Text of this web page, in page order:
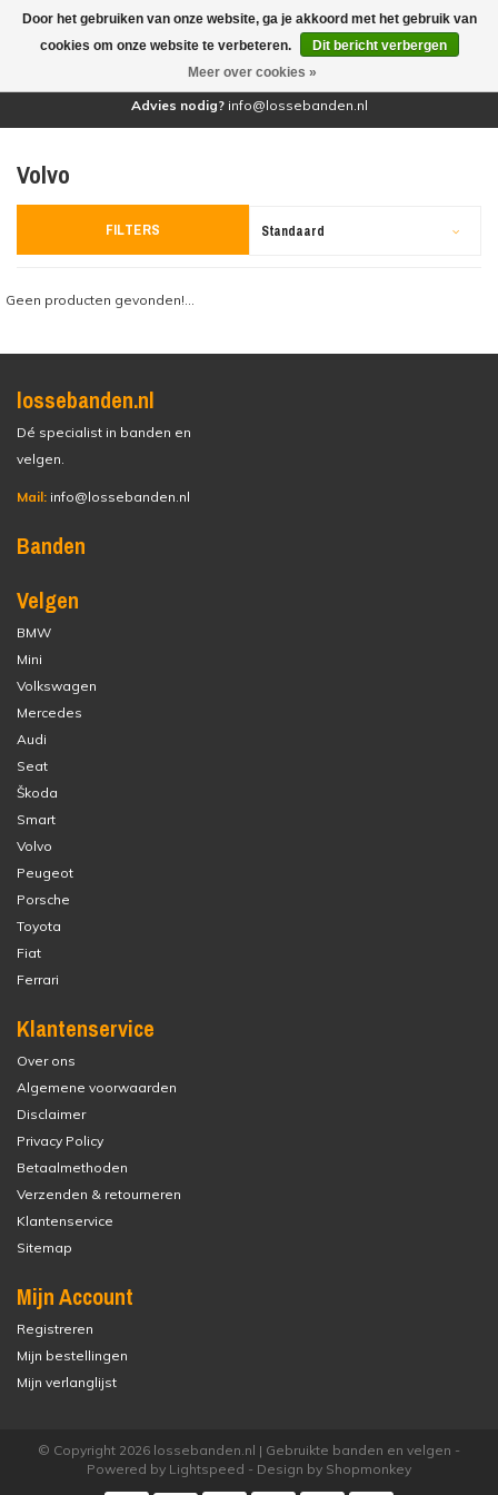
(0)
Advies nodig? info@lossebanden.nl
Volvo
FILTERS Standaard
Geen producten gevonden!...
lossebanden.nl
Dé specialist in banden en
velgen.
Mail: info@lossebanden.nl
Banden
Velgen
BMW
Mini
Volkswagen
Mercedes
Audi
Seat
Škoda
Smart
Volvo
Peugeot
Porsche
Toyota
Fiat
Ferrari
Klantenservice
Over ons
Algemene voorwaarden
Disclaimer
Privacy Policy
Betaalmethoden
Verzenden & retourneren
Klantenservice
Sitemap
Mijn Account
Registreren
Mijn bestellingen
Mijn verlanglijst
© Copyright 2026 lossebanden.nl | Gebruikte banden en velgen -
Powered by Lightspeed - Design by Shopmonkey
Door het gebruiken van onze website, ga je akkoord met het gebruik van
cookies om onze website te verbeteren.
Dit bericht verbergen
Meer over cookies »